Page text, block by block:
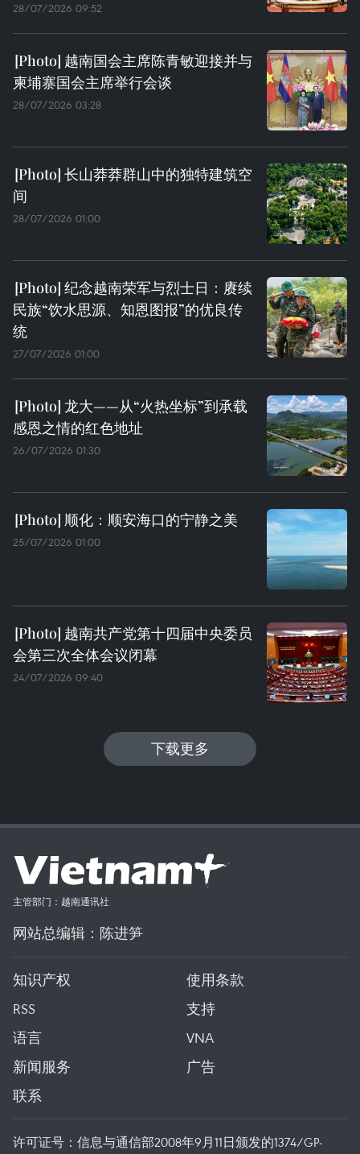
28/07/2026 09:52
越南国会主席陈青敏迎接并与
柬埔寨国会主席举行会谈
28/07/2026 03:28
长山莽莽群山中的独特建筑空
间
28/07/2026 01:00
纪念越南荣军与烈士日：赓续
民族“饮水思源、知恩图报”的优良传
统
27/07/2026 01:00
龙大——从“火热坐标”到承载
感恩之情的红色地址
26/07/2026 01:30
顺化：顺安海口的宁静之美
25/07/2026 01:00
越南共产党第十四届中央委员
会第三次全体会议闭幕
24/07/2026 09:40
下载更多
主管部门：越南通讯社
网站总编辑：陈进笋
知识产权
使用条款
RSS
支持
语言
VNA
新闻服务
广告
联系
许可证号：信息与通信部2008年9月11日颁发的1374/GP-